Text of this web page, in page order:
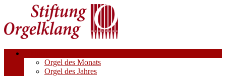
Orgel des Monats
Orgel des Jahres